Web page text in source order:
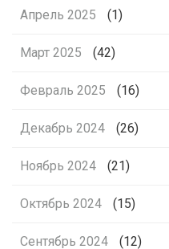
Апрель 2025 (1)
Март 2025 (42)
Февраль 2025 (16)
Декабрь 2024 (26)
Ноябрь 2024 (21)
Октябрь 2024 (15)
Сентябрь 2024 (12)